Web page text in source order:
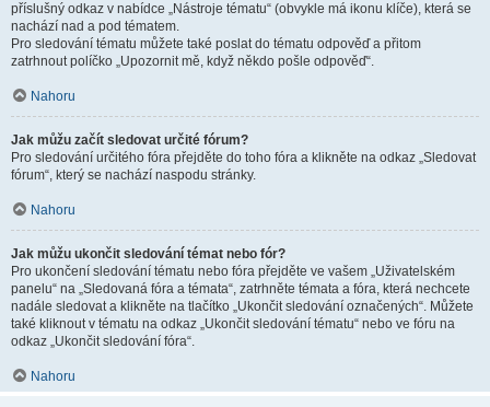
příslušný odkaz v nabídce „Nástroje tématu“ (obvykle má ikonu klíče), která se
nachází nad a pod tématem.
Pro sledování tématu můžete také poslat do tématu odpověď a přitom
zatrhnout políčko „Upozornit mě, když někdo pošle odpověď“.
Nahoru
Jak můžu začít sledovat určité fórum?
Pro sledování určitého fóra přejděte do toho fóra a klikněte na odkaz „Sledovat
fórum“, který se nachází naspodu stránky.
Nahoru
Jak můžu ukončit sledování témat nebo fór?
Pro ukončení sledování tématu nebo fóra přejděte ve vašem „Uživatelském
panelu“ na „Sledovaná fóra a témata“, zatrhněte témata a fóra, která nechcete
nadále sledovat a klikněte na tlačítko „Ukončit sledování označených“. Můžete
také kliknout v tématu na odkaz „Ukončit sledování tématu“ nebo ve fóru na
odkaz „Ukončit sledování fóra“.
Nahoru